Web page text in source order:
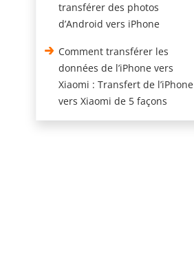
transférer des photos
d’Android vers iPhone
Comment transférer les
données de l’iPhone vers
Xiaomi : Transfert de l’iPhone
vers Xiaomi de 5 façons